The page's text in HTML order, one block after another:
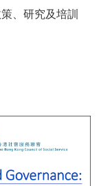
、研究及培訓